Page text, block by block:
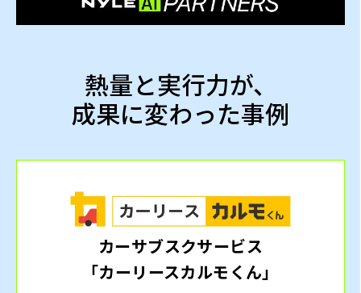
熱量と実行力が、
成果に変わった事例
カーサブスクサービス
「カーリースカルモくん」